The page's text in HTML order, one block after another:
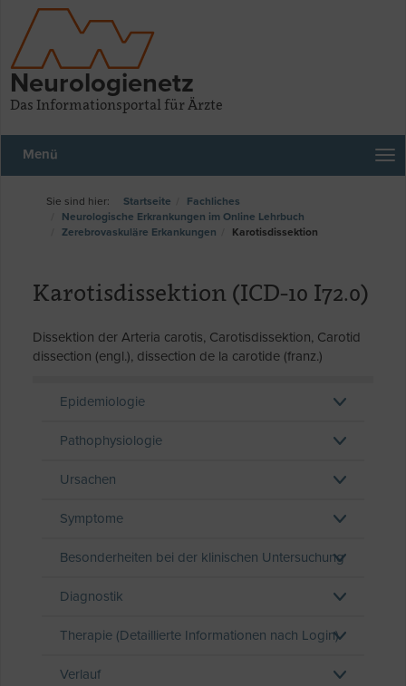
Neurologienetz
Das Informationsportal für Ärzte
Menü
Startseite
Fachliches
Neurologische Erkrankungen im Online Lehrbuch
Zerebrovaskuläre Erkankungen
Karotisdissektion
Karotisdissektion (ICD-10 I72.0)
Dissektion der Arteria carotis, Carotisdissektion, Carotid
dissection (engl.), dissection de la carotide (franz.)
Epidemiologie
Pathophysiologie
Ursachen
Symptome
Besonderheiten bei der klinischen Untersuchung
Diagnostik
Therapie (Detaillierte Informationen nach Login)
Verlauf